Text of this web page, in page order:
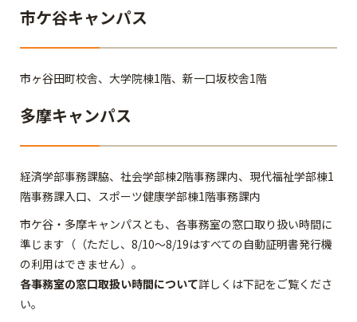
市ケ谷キャンパス
市ヶ谷田町校舎、大学院棟1階、新一口坂校舎1階
多摩キャンパス
経済学部事務課脇、社会学部棟2階事務課内、現代福祉学部棟1
階事務課入口、スポーツ健康学部棟1階事務課内
市ケ谷・多摩キャンパスとも、各事務室の窓口取り扱い時間に
準じます（（ただし、8/10～8/19はすべての自動証明書発行機
の利用はできません）。
各事務室の窓口取扱い時間について詳しくは下記をご覧くださ
い。